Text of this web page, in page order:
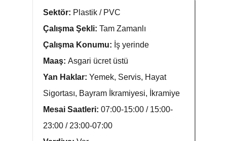
Sektör: Plastik / PVC
Çalışma Şekli: Tam Zamanlı
Çalışma Konumu: İş yerinde
Maaş: Asgari ücret üstü
Yan Haklar: Yemek, Servis, Hayat
Sigortası, Bayram İkramiyesi, İkramiye
Mesai Saatleri: 07:00-15:00 / 15:00-
23:00 / 23:00-07:00